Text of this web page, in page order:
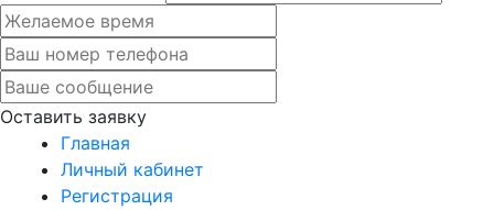
Оставить заявку
Главная
Личный кабинет
Регистрация